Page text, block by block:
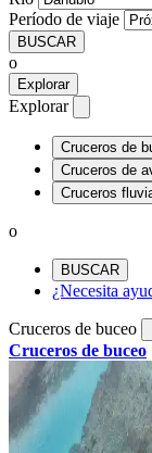
Período de viaje
BUSCAR
o
Explorar
Explorar
Cruceros de
Cruceros de
Cruceros
o
BUSCAR
¿Necesita
Cruceros de buceo
Cruceros de buceo